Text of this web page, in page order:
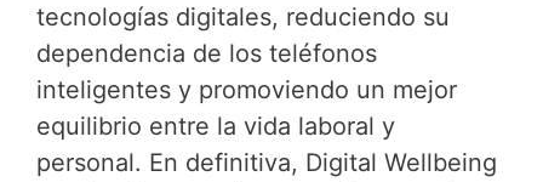
tecnologías digitales, reduciendo su
dependencia de los teléfonos
inteligentes y promoviendo un mejor
equilibrio entre la vida laboral y
personal. En definitiva, Digital Wellbeing